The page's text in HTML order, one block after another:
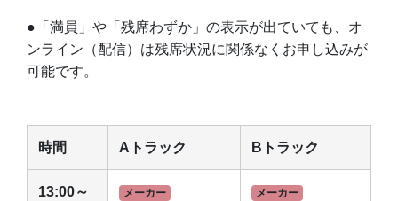
●「満員」や「残席わずか」の表示が出ていても、オ
ンライン（配信）は残席状況に関係なくお申し込みが
可能です。
時間 Aトラック Bトラック
13:00～
メーカー
メーカー